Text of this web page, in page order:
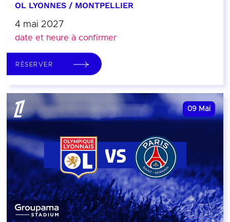
OL LYONNES / MONTPELLIER
4 mai 2027
date et heure à confirmer
RÉSERVER
09 Mai